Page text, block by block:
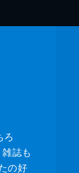
ろ
誌も
の好